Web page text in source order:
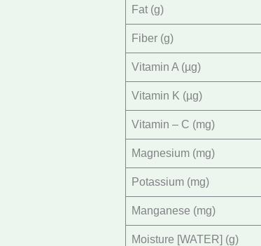
Fat (g)
Fiber (g)
Vitamin A (µg)
Vitamin K (µg)
Vitamin – C (mg)
Magnesium (mg)
Potassium (mg)
Manganese (mg)
Moisture [WATER] (g)